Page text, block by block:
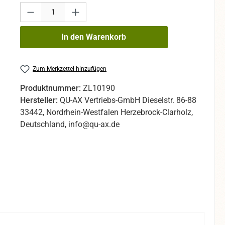
In den Warenkorb
Zum Merkzettel hinzufügen
Produktnummer: ZL10190
Hersteller: QU-AX Vertriebs-GmbH Dieselstr. 86-88
33442, Nordrhein-Westfalen Herzebrock-Clarholz,
Deutschland, info@qu-ax.de